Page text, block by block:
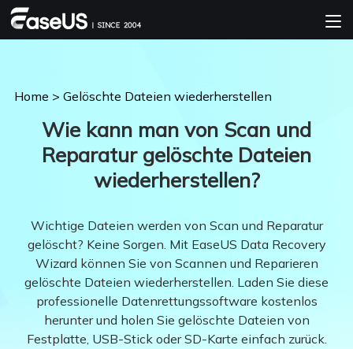
Home > Gelöschte Dateien wiederherstellen
Wie kann man von Scan und
Reparatur gelöschte Dateien
wiederherstellen?
Wichtige Dateien werden von Scan und Reparatur
gelöscht? Keine Sorgen. Mit EaseUS Data Recovery
Wizard können Sie von Scannen und Reparieren
gelöschte Dateien wiederherstellen. Laden Sie diese
professionelle Datenrettungssoftware kostenlos
herunter und holen Sie gelöschte Dateien von
Festplatte, USB-Stick oder SD-Karte einfach zurück.